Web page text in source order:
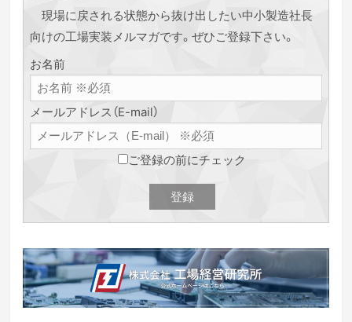
現場に戻される状態から抜け出したい中小製造社長
向けの工場実装メルマガです。ぜひご登録下さい。
お名前
メールアドレス（E-mail）
ご登録の前にチェック